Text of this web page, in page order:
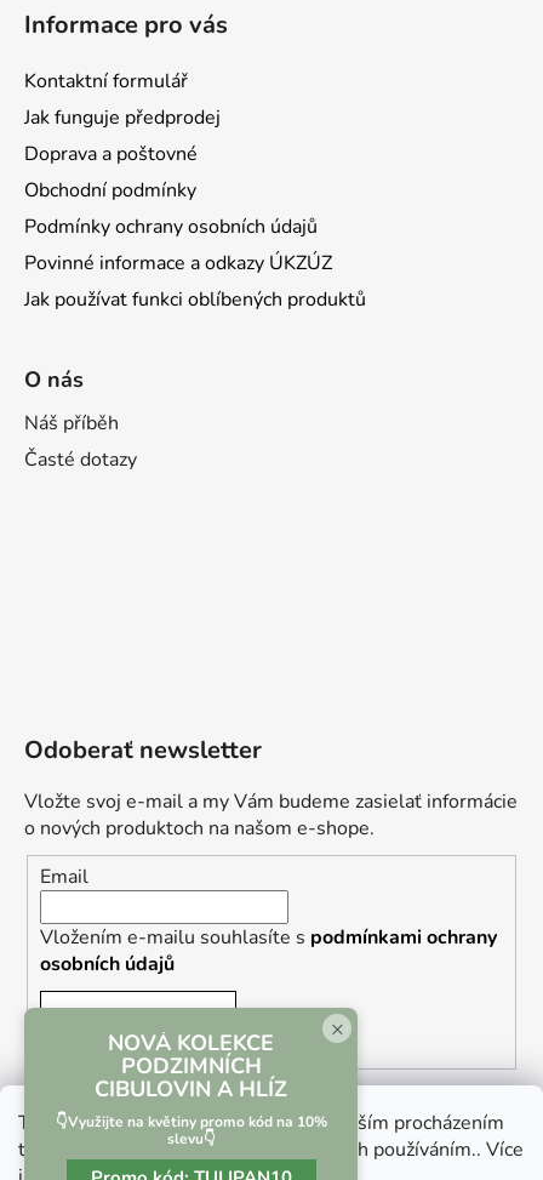
Tento web používá soubory cookie. Dalším procházením
tohoto webu vyjadřujete souhlas s jejich používáním.. Více
Informace pro vás
Kontaktní formulář
Jak funguje předprodej
Doprava a poštovné
Obchodní podmínky
Podmínky ochrany osobních údajů
Povinné informace a odkazy ÚKZÚZ
Jak používat funkci oblíbených produktů
O nás
Náš příběh
Časté dotazy
Odoberať newsletter
Vložte svoj e-mail a my Vám budeme zasielať informácie
o nových produktoch na našom e-shope.
Email
Vložením e-mailu souhlasíte s podmínkami ochrany
osobních údajů
×
NOVÁ KOLEKCE
PODZIMNÍCH
CIBULOVIN A HLÍZ
👇Využijte na květiny promo kód na 10%
slevu👇